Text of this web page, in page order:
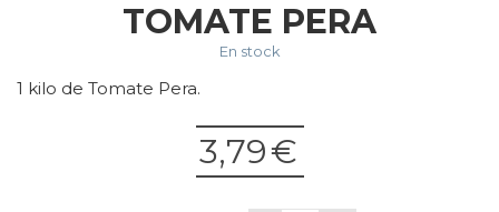
TOMATE PERA
En stock
1 kilo de Tomate Pera.
3,79€